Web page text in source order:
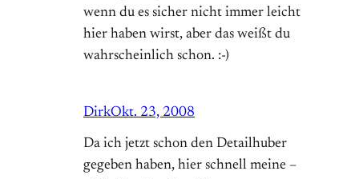
wenn du es sicher nicht immer leicht
hier haben wirst, aber das weißt du
wahrscheinlich schon. :-)
DirkOkt. 23, 2008
Da ich jetzt schon den Detailhuber
gegeben haben, hier schnell meine –